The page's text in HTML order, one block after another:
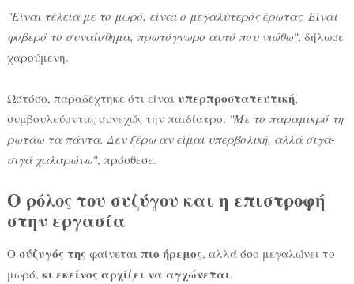
"Είναι τέλεια με το μωρό, είναι ο μεγαλύτερός έρωτας. Είναι
φοβερό το συναίσθημα, πρωτόγνωρο αυτό που νιώθω", δήλωσε
χαρούμενη.
Ωστόσο, παραδέχτηκε ότι είναι υπερπροστατευτική,
συμβουλεύοντας συνεχώς την παιδίατρο. "Με το παραμικρό τη
ρωτάω τα πάντα. Δεν ξέρω αν είμαι υπερβολική, αλλά σιγά-
σιγά χαλαρώνω", πρόσθεσε.
Ο ρόλος του συζύγου και η επιστροφή
στην εργασία
Οσύζυγός της φαίνεται πιο ήρεμος, αλλά όσο μεγαλώνει το
μωρό, κι εκείνος αρχίζει να αγχώνεται.